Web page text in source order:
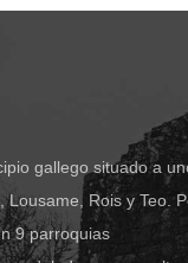
gallego situado a
Lousame, Rois y Teo.
9 parroquias